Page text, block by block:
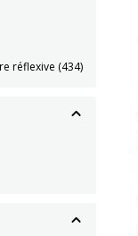
réflexive (434)